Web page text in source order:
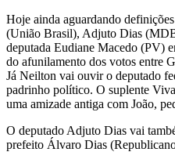
Hoje ainda aguardando
(União Brasil), Adjuto Dias
deputada Eudiane Macedo (PV)
do afunilamento dos votos entre
Já Neilton vai ouvir o deputado
padrinho político. O suplente
uma amizade antiga com João,
O deputado Adjuto Dias vai
prefeito Álvaro Dias